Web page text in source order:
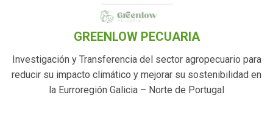
GREENLOW PECUARIA
Investigación y Transferencia del sector agropecuario para
reducir su impacto climático y mejorar su sostenibilidad en
la Eurroregión Galicia – Norte de Portugal